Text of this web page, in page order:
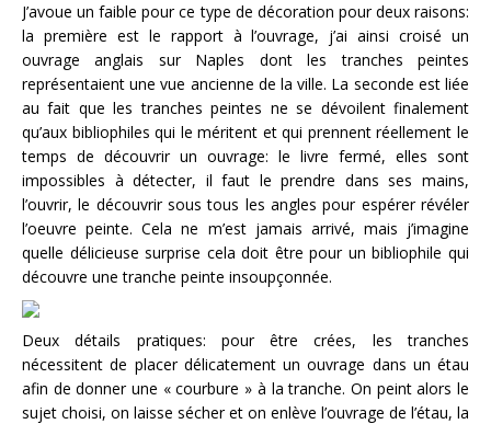
J’avoue un faible pour ce type de décoration pour deux raisons:
la première est le rapport à l’ouvrage, j’ai ainsi croisé un
ouvrage anglais sur Naples dont les tranches peintes
représentaient une vue ancienne de la ville. La seconde est liée
au fait que les tranches peintes ne se dévoilent finalement
qu’aux bibliophiles qui le méritent et qui prennent réellement le
temps de découvrir un ouvrage: le livre fermé, elles sont
impossibles à détecter, il faut le prendre dans ses mains,
l’ouvrir, le découvrir sous tous les angles pour espérer révéler
l’oeuvre peinte. Cela ne m’est jamais arrivé, mais j’imagine
quelle délicieuse surprise cela doit être pour un bibliophile qui
découvre une tranche peinte insoupçonnée.
Deux détails pratiques: pour être crées, les tranches
nécessitent de placer délicatement un ouvrage dans un étau
afin de donner une « courbure » à la tranche. On peint alors le
sujet choisi, on laisse sécher et on enlève l’ouvrage de l’étau, la